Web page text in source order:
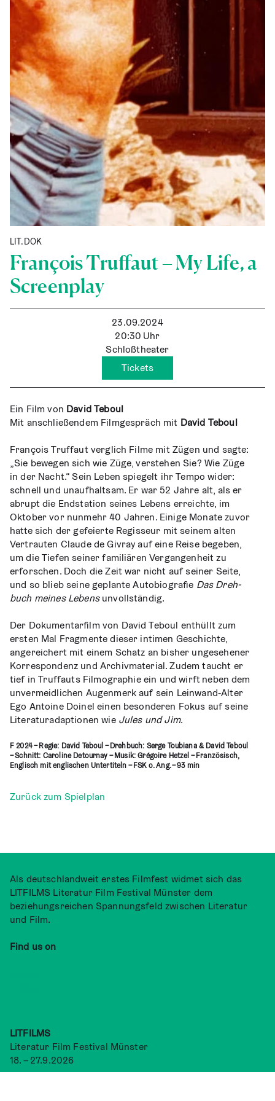
LIT.DOK
Fran­çois Truf­f­aut – My Life, a
Screenplay
23.09.2024
20:30 Uhr
Schloßtheater
Tickets
Ein Film von David Teboul
Mit anschlie­ßen­dem Film­ge­spräch mit David Teboul
Fran­çois Truf­f­aut ver­glich Fil­me mit Zügen und sag­te:
„Sie bewe­gen sich wie Züge, ver­ste­hen Sie? Wie Züge
in der Nacht.“ Sein Leben spie­gelt ihr Tem­po wider:
schnell und unauf­halt­sam. Er war 52 Jah­re alt, als er
abrupt die End­sta­ti­on sei­nes Lebens erreich­te, im
Okto­ber vor nun­mehr 40 Jah­ren. Eini­ge Mona­te zuvor
hat­te sich der gefei­er­te Regis­seur mit sei­nem alten
Ver­trau­ten Clau­de de Giv­ray auf eine Rei­se bege­ben,
um die Tie­fen sei­ner fami­liä­ren Ver­gan­gen­heit zu
erfor­schen. Doch die Zeit war nicht auf sei­ner Sei­te,
und so blieb sei­ne geplan­te Auto­bio­gra­fie Das Dreh­
buch mei­nes Lebensunvollständig.
Der Doku­men­tar­film von David Teboul ent­hüllt zum
ers­ten Mal Frag­men­te die­ser inti­men Geschich­te,
ange­rei­chert mit einem Schatz an bis­her unge­se­he­ner
Kor­re­spon­denz und Archiv­ma­te­ri­al. Zudem taucht er
tief in Truf­f­auts Fil­mo­gra­phie ein und wirft neben dem
unver­meid­li­chen Augen­merk auf sein Lein­wand-Alter
Ego Antoine Doi­n­el einen beson­de­ren Fokus auf sei­ne
Lite­ra­tur­ad­ap­tio­nen wie Jules und Jim.
F 2024 – Regie: David Teboul – Dreh­buch: Ser­ge Tou­bia­na & David Teboul
– Schnitt: Caro­li­ne Detour­nay – Musik: Gré­go­i­re Het­zel – Fran­zö­sisch,
Eng­lisch mit eng­li­schen Unter­ti­teln – FSK o. Ang. – 93 min
Zurück zum Spielplan
Als deutschlandweit erstes Filmfest widmet sich das
LITFILMS Literatur Film Festival Münster dem
beziehungsreichen Spannungsfeld zwischen Literatur
und Film.
Find us on
LITFILMS
Literatur Film Festival Münster
18. – 27.9.2026